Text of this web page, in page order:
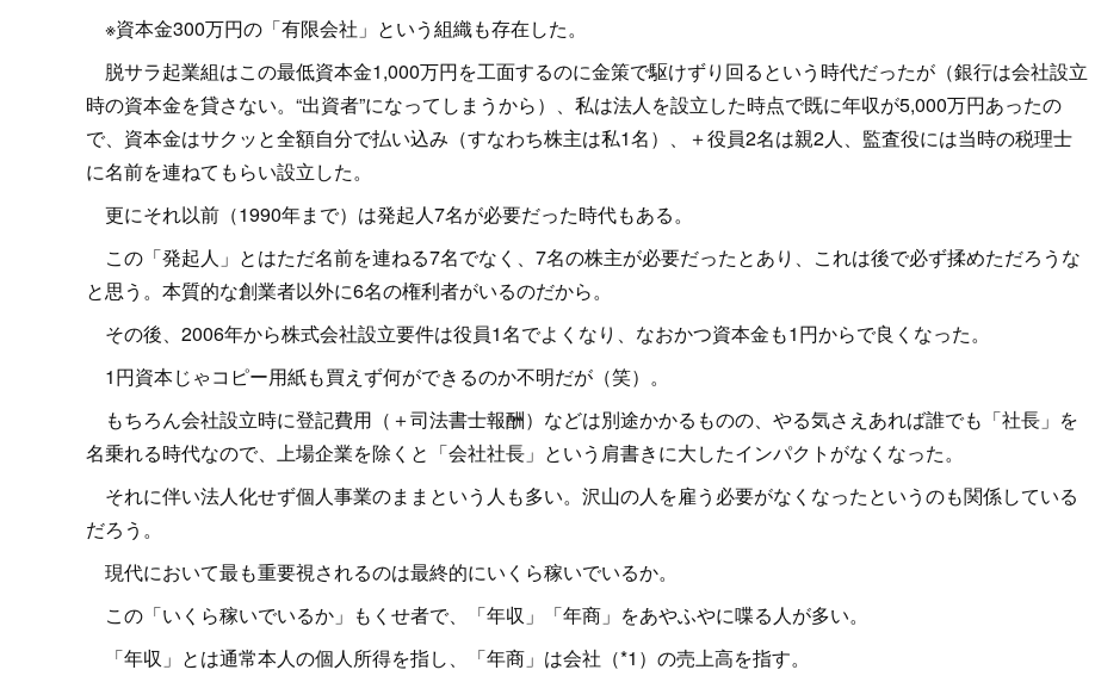
※資本金300万円の「有限会社」という組織も存在した。
脱サラ起業組はこの最低資本金1,000万円を工面するのに金策で駆けずり回るという時代だったが（銀行は会社設立
時の資本金を貸さない。“出資者”になってしまうから）、私は法人を設立した時点で既に年収が5,000万円あったの
で、資本金はサクッと全額自分で払い込み（すなわち株主は私1名）、＋役員2名は親2人、監査役には当時の税理士
に名前を連ねてもらい設立した。
更にそれ以前（1990年まで）は発起人7名が必要だった時代もある。
この「発起人」とはただ名前を連ねる7名でなく、7名の株主が必要だったとあり、これは後で必ず揉めただろうな
と思う。本質的な創業者以外に6名の権利者がいるのだから。
その後、2006年から株式会社設立要件は役員1名でよくなり、なおかつ資本金も1円からで良くなった。
1円資本じゃコピー用紙も買えず何ができるのか不明だが（笑）。
もちろん会社設立時に登記費用（＋司法書士報酬）などは別途かかるものの、やる気さえあれば誰でも「社長」を
名乗れる時代なので、上場企業を除くと「会社社長」という肩書きに大したインパクトがなくなった。
それに伴い法人化せず個人事業のままという人も多い。沢山の人を雇う必要がなくなったというのも関係している
だろう。
現代において最も重要視されるのは最終的にいくら稼いでいるか。
この「いくら稼いでいるか」もくせ者で、「年収」「年商」をあやふやに喋る人が多い。
「年収」とは通常本人の個人所得を指し、「年商」は会社（*1）の売上高を指す。